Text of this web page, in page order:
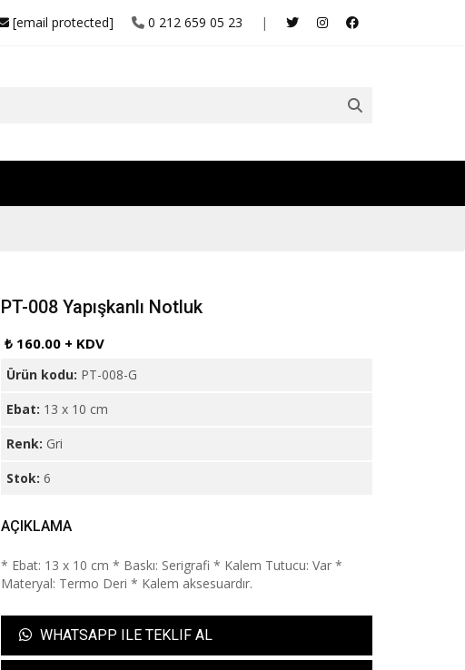
|
0 212 659 05 23
[email protected]
PT-008 Yapışkanlı Notluk
₺ 160.00 + KDV
Ürün kodu: PT-008-G
Ebat: 13 x 10 cm
Renk: Gri
Stok:6
AÇIKLAMA
* Ebat: 13 x 10 cm * Baskı: Serigrafi * Kalem Tutucu: Var *
Materyal: Termo Deri * Kalem aksesuardır.
WHATSAPP ILE TEKLIF AL